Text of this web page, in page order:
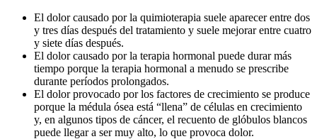
El dolor causado por la quimioterapia suele aparecer entre dos
y tres días después del tratamiento y suele mejorar entre cuatro
y siete días después.
El dolor causado por la terapia hormonal puede durar más
tiempo porque la terapia hormonal a menudo se prescribe
durante períodos prolongados.
El dolor provocado por los factores de crecimiento se produce
porque la médula ósea está “llena” de células en crecimiento
y, en algunos tipos de cáncer, el recuento de glóbulos blancos
puede llegar a ser muy alto, lo que provoca dolor.